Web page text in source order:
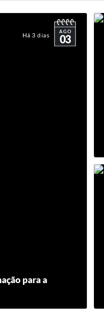
Há 3 dias AGO
03
para a